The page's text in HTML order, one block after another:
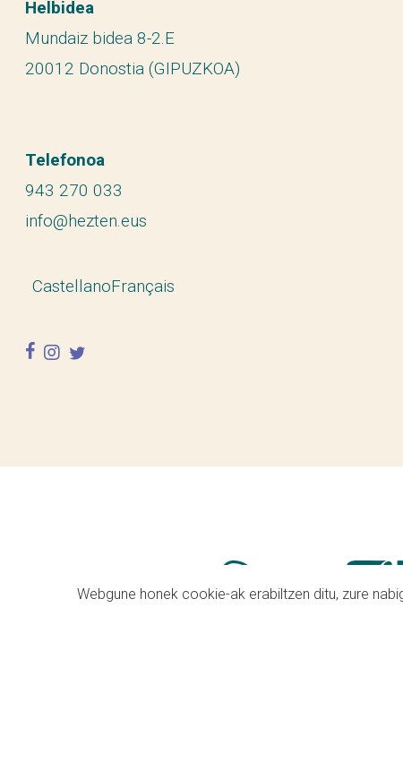
Helbidea
Mundaiz bidea 8-2.E
20012 Donostia (GIPUZKOA)
Telefonoa
943 270 033
info@hezten.eus
CastellanoFrançais
facebook
instagram
twitter
Webgune honek cookie-ak erabiltzen ditu, zure